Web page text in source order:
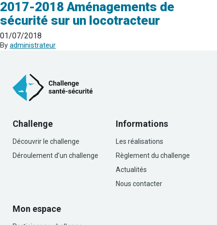
2017-2018 Aménagements de
sécurité sur un locotracteur
01/07/2018
By administrateur
Challenge
Découvrir le challenge
Déroulement d’un challenge
Informations
Les réalisations
Règlement du challenge
Actualités
Nous contacter
Mon espace